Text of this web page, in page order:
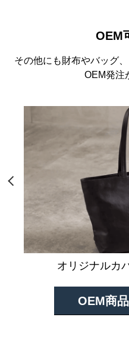
OEM
その他にも財布やバッグ
OEM発注
オリジナルカ
OEM商